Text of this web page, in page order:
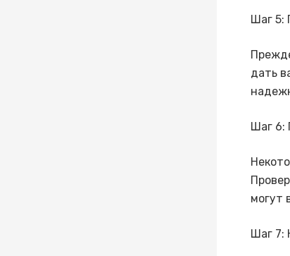
Шаг 5:
дать
Шаг 6:
могут
Шаг 7: